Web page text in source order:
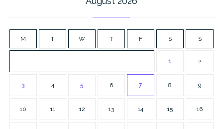
M T W T F S S
1 2
3 4 5 6 7 8 9
10 11 12 13 14 15 16